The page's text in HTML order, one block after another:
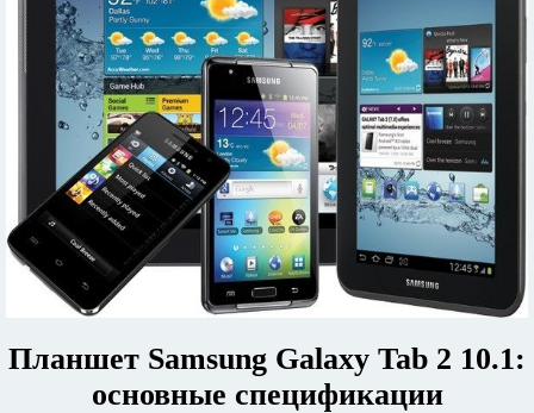
Планшет Samsung Galaxy Tab 2 10.1:
основные спецификации